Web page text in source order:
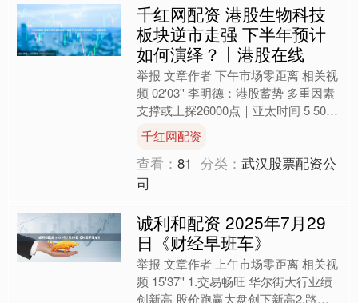
千红网配资 港股生物科技
板块逆市走强 下半年预计
如何演绎？丨港股在线
举报 文章作者 下午市场零距离 相关视
频 02'03'' 李明德：港股蓄势 多重因素
支撑或上探26000点｜亚太时间 5 50 3
小时前....
千红网配资
查看：81 分类：武汉股票配资公
司
诚利和配资 2025年7月29
日《财经早班车》
举报 文章作者 上午市场零距离 相关视
频 15'37'' 1.交易畅旺 华尔街大行业绩
创新高 股价跑赢大盘创下新高2.路威